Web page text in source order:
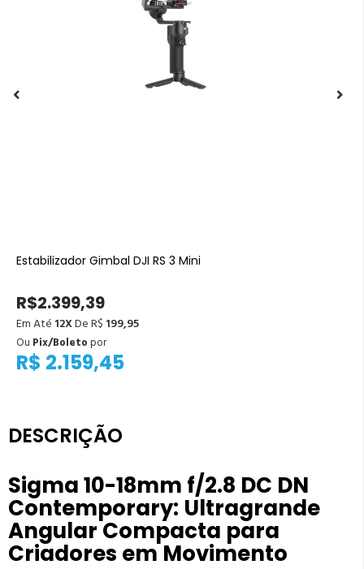
Estabilizador Gimbal DJI RS 3 Mini
R$2.399,39
Em Até 12XDe R$ 199,95
R$ 2.159,45
Ou Pix/Boletopor
DESCRIÇÃO
Sigma 10-18mm f/2.8 DC DN
Contemporary: Ultragrande
Angular Compacta para
Criadores em Movimento